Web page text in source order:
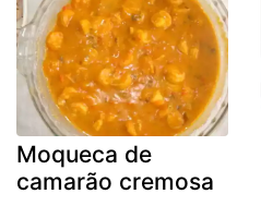
Moqueca de
camarão cremosa